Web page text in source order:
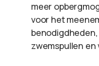
meer
voor het
zwemspullen